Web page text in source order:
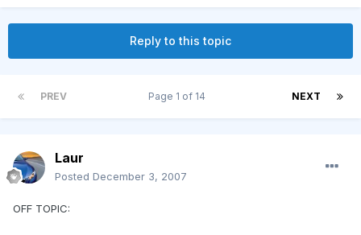
Reply to this topic
PREV NEXT
Page 1 of 14
Laur
Posted December 3, 2007
OFF TOPIC: